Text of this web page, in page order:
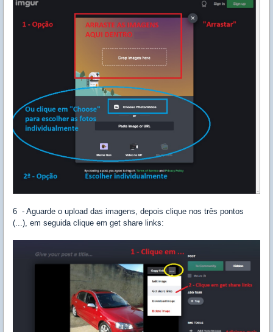
6 - Aguarde o upload das imagens, depois clique nos três pontos
(...), em seguida clique em get share links: